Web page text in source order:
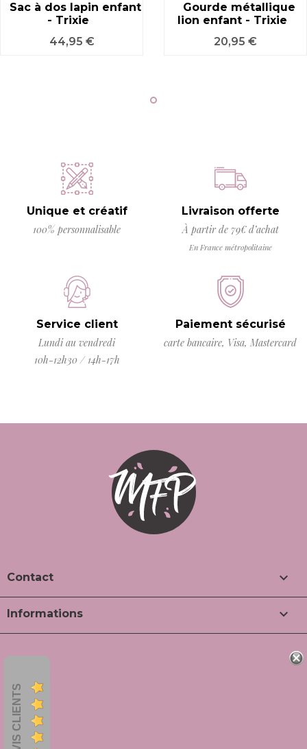
Sac à dos lapin enfant
- Trixie
Prix
44,95 €
Gourde métallique
lion enfant - Trixie
Prix
20,95 €
Unique et créatif
100% personnalisable
Livraison offerte
À partir de 79€ d’achat
En France métropolitaine
Service client
Lundi au vendredi
10h-12h30 / 14h-17h
Paiement sécurisé
carte bancaire, Visa, Mastercard
Contact 
Informations 
AVIS CLIENTS